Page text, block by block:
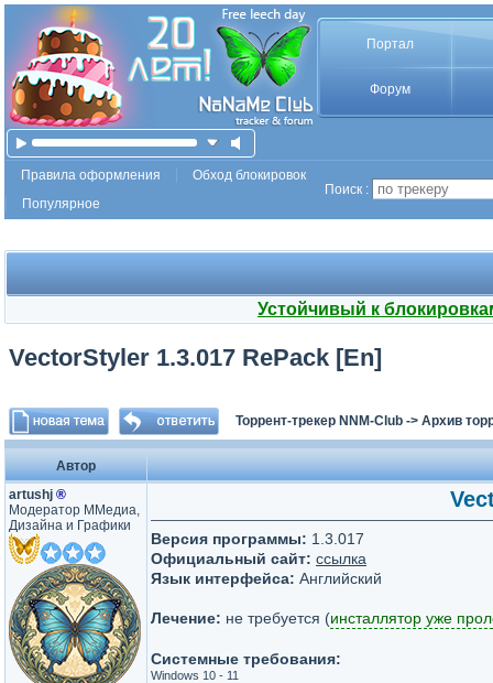
Портал
Форум
Правила оформления
Обход блокировок
Популярное
Поиск :
Устойчивый к
VectorStyler 1.3.017 RePack [En]
Торрент-трекер NNM-Club -> Архив
Автор
artushj ®
Модератор ММедиа,
Дизайна и Графики
Версия программы: 1.3.017
Официальный сайт: ссылка
Язык интерфейса: Английский
Лечение: не требуется (инсталлятор уже
Системные требования:
Windows 10 - 11